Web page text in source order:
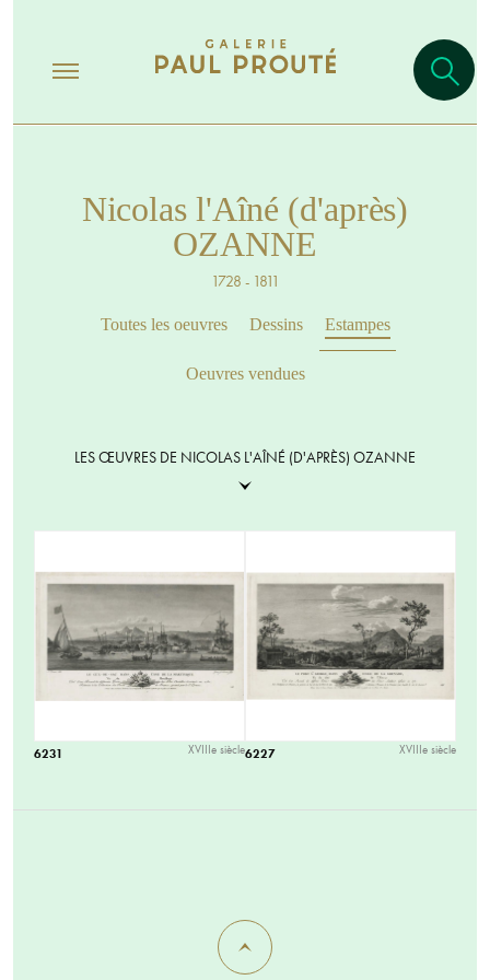
Nicolas l'Aîné (d'après)
OZANNE
1728 - 1811
Toutes les oeuvres Dessins Estampes
Oeuvres vendues
LES ŒUVRES DE NICOLAS L'AÎNÉ (D'APRÈS) OZANNE
6231 XVIIIe siècle6227 XVIIIe siècle